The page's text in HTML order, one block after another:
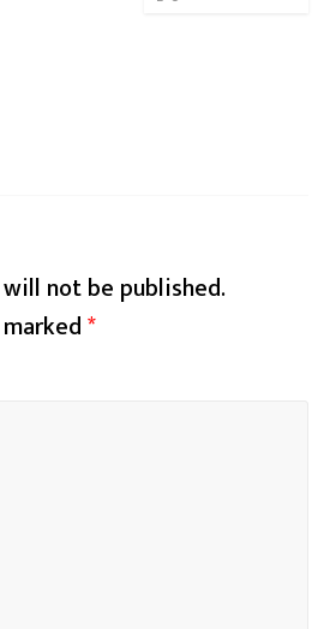
not be published.
marked*